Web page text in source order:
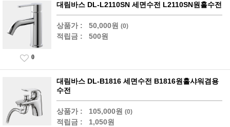
대림바스 DL-L2110SN 세면수전 L2110SN원홀수전
상품가 : 50,000원 (0)
적립금 : 500원
0
대림바스 DL-B1816 세면수전 B1816원홀샤워겸용
수전
상품가 : 105,000원 (0)
적립금 : 1,050원